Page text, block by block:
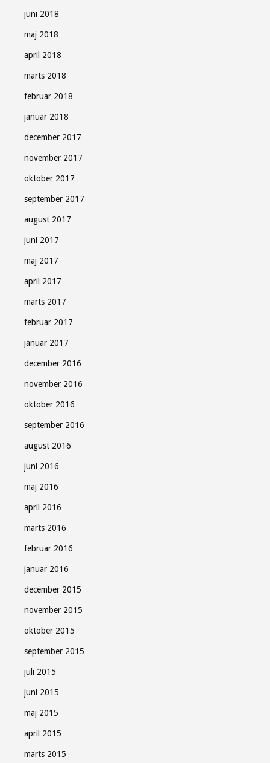
juni 2018
maj 2018
april 2018
marts 2018
februar 2018
januar 2018
december 2017
november 2017
oktober 2017
september 2017
august 2017
juni 2017
maj 2017
april 2017
marts 2017
februar 2017
januar 2017
december 2016
november 2016
oktober 2016
september 2016
august 2016
juni 2016
maj 2016
april 2016
marts 2016
februar 2016
januar 2016
december 2015
november 2015
oktober 2015
september 2015
juli 2015
juni 2015
maj 2015
april 2015
marts 2015